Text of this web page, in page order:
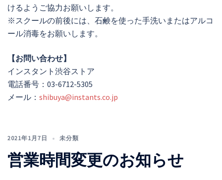
けるようご協力お願いします。
※スクールの前後には、石鹸を使った手洗いまたはアルコ
ール消毒をお願いします。
【お問い合わせ】
インスタント渋谷ストア
電話番号：03-6712-5305
メール： shibuya@instants.co.jp
2021年1月7日 未分類
営業時間変更のお知らせ